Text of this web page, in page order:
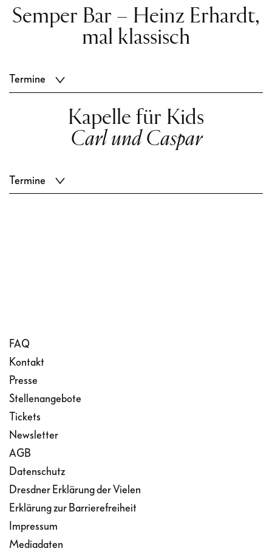
Semper Bar – Heinz Erhardt,
mal klassisch
Termine
Kapelle für Kids
Carl und Caspar
Termine
FAQ
Kontakt
Presse
Stellenangebote
Tickets
Newsletter
AGB
Datenschutz
Dresdner Erklärung der Vielen
Erklärung zur Barrierefreiheit
Impressum
Mediadaten